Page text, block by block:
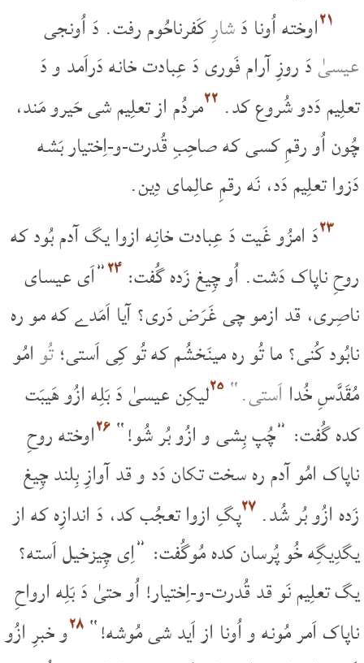
۲۱اوخته اُونا دَشارِکَفرناحُوم رفت. دَ اُونجی
عیسیٰدَ روزِ آرام فَوری دَ عِبادت خانه دَراَمد و دَ
تعلِیم دَدو شُروع کد. ۲۲مردُم از تعلِیم شی حَیرو مَند،
چُون اُو رقمِ کسی که صاحِبِ قُدرت-و-اِختیار بَشه
دَزوا تعلِیم دَد، نَه رقمِ عالِمای دِین.
۲۳دَ امزُو غَیت دَ عِبادت خانِه ازوا یگ آدم بُود که
روحِ ناپاک دَشت. اُو چِیغ زَده گُفت:۲۴”اَی عیسای
ناصِری، قد ازمو چی غَرَض دَری؟ آیا اَمَدے که مو ره
نابُود کُنی؟ ما تُو ره مینَخشُم که تُو کِی اَستی؛تُوامُو
مُقَدَّسِ خُدا اَستی.“ ۲۵لیکِن عیسیٰ دَ بَلِه ازُو هَیبَت
کده گُفت: ”چُپ بِشی و ازُو بُر شُو!“۲۶اوخته روحِ
ناپاک امُو آدم ره سخت تکان دَد و قد آوازِ بِلند چِیغ
زَده ازُو بُر شُد.۲۷پگِ ازوا تعجُب کد، دَ اندازِه که از
یگدِیگِه خُو پُرسان کده مُوگُفت: ”اِی چِیزخیل اَسته؟
یگ تعلِیم نَو قد قُدرت-و-اِختیار! اُو حتیٰ دَ بَلِه ارواحِ
ناپاک اَمر مُونه و اُونا از اَید شی مُوشه!“۲۸و خبرِ ازُو